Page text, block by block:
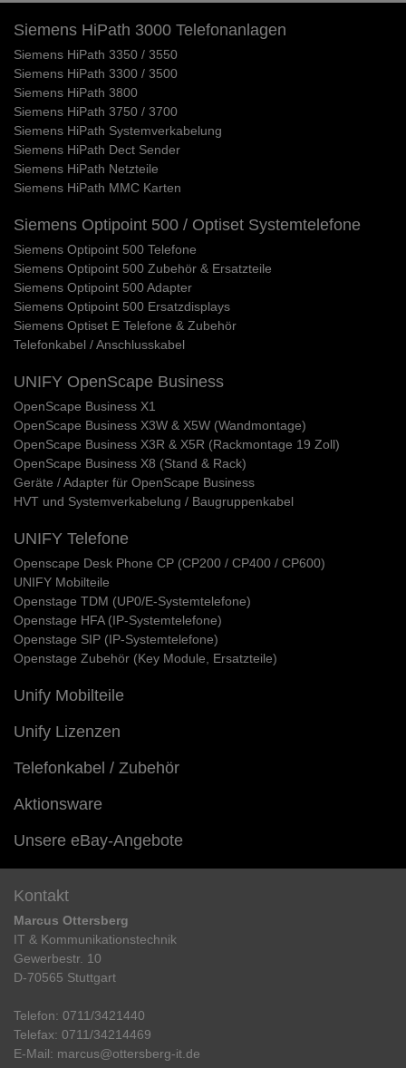
Siemens HiPath 3000 Telefonanlagen
Siemens HiPath 3350 / 3550
Siemens HiPath 3300 / 3500
Siemens HiPath 3800
Siemens HiPath 3750 / 3700
Siemens HiPath Systemverkabelung
Siemens HiPath Dect Sender
Siemens HiPath Netzteile
Siemens HiPath MMC Karten
Siemens Optipoint 500 / Optiset Systemtelefone
Siemens Optipoint 500 Telefone
Siemens Optipoint 500 Zubehör & Ersatzteile
Siemens Optipoint 500 Adapter
Siemens Optipoint 500 Ersatzdisplays
Siemens Optiset E Telefone & Zubehör
Telefonkabel / Anschlusskabel
UNIFY OpenScape Business
OpenScape Business X1
OpenScape Business X3W & X5W (Wandmontage)
OpenScape Business X3R & X5R (Rackmontage 19 Zoll)
OpenScape Business X8 (Stand & Rack)
Geräte / Adapter für OpenScape Business
HVT und Systemverkabelung / Baugruppenkabel
UNIFY Telefone
Openscape Desk Phone CP (CP200 / CP400 / CP600)
UNIFY Mobilteile
Openstage TDM (UP0/E-Systemtelefone)
Openstage HFA (IP-Systemtelefone)
Openstage SIP (IP-Systemtelefone)
Openstage Zubehör (Key Module, Ersatzteile)
Unify Mobilteile
Unify Lizenzen
Telefonkabel / Zubehör
Aktionsware
Unsere eBay-Angebote
Kontakt
Marcus Ottersberg
IT & Kommunikationstechnik
Gewerbestr. 10
D-70565 Stuttgart
Telefon: 0711/3421440
Telefax: 0711/34214469
E-Mail: marcus@ottersberg-it.de